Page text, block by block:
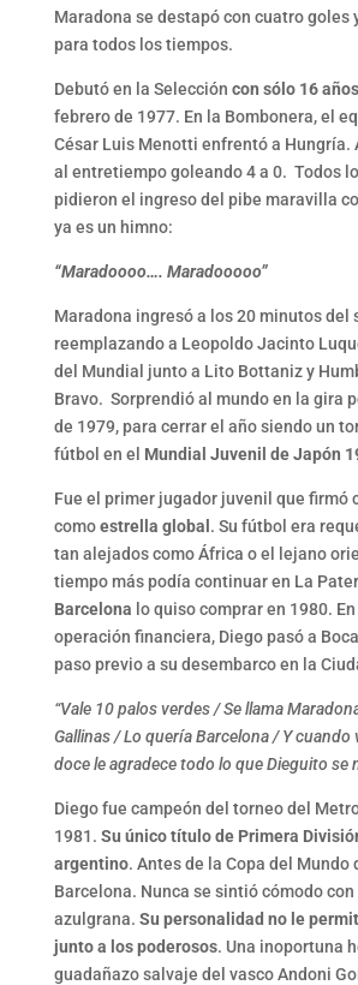
Maradona se destapó con cuatro goles
para todos los tiempos.
Debutó en la Selección con sólo 16 años
febrero de 1977. En la Bombonera, el
César Luis Menotti enfrentó a Hungría.
al entretiempo goleando 4 a 0. Todos
pidieron el ingreso del pibe maravilla
ya es un himno:
“Maradoooo…. Maradooooo”
Maradona ingresó a los 20 minutos del
reemplazando a Leopoldo Jacinto
del Mundial junto a Lito Bottaniz y
Bravo. Sorprendió al mundo en la gira
de 1979, para cerrar el año siendo un
fútbol en el Mundial Juvenil de Japón
Fue el primer jugador juvenil que firmó
comoestrella global . Su fútbol era
tan alejados como África o el lejano
tiempo más podía continuar en La
Barcelona lo quiso comprar en 1980.
operación financiera, Diego pasó a
paso previo a su desembarco en la
“Vale 10 palos verdes / Se llama
Gallinas / Lo quería Barcelona / Y cuando
doce le agradece todo lo que Dieguito se
Diego fue campeón del torneo del
1981. Su único título de Primera
argentino. Antes de la Copa del Mundo
Barcelona. Nunca se sintió cómodo
azulgrana. Su personalidad no le
junto a los poderosos. Una inoportuna
guadañazo salvaje del vasco Andoni